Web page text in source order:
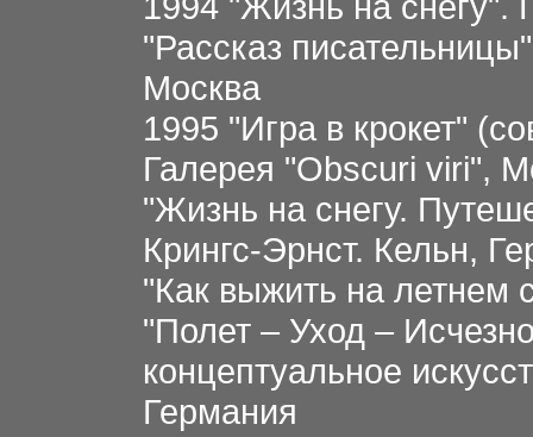
"Рассказ
Москва
1995 "Игра в крокет"
Галерея "Obscuri viri",
"Жизнь на снегу.
Крингс-Эрнст. Кельн,
"Как выжить на летнем
"Полет – Уход –
концептуальное
Германия